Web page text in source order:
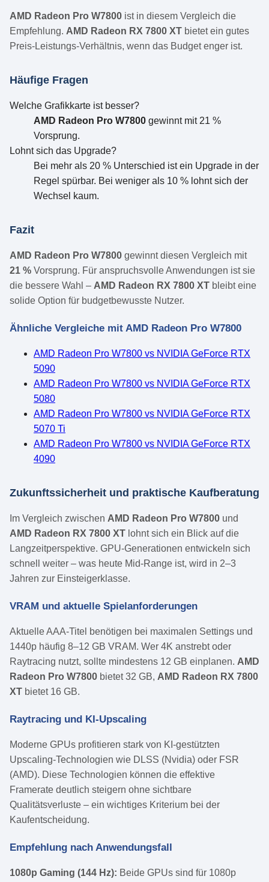
AMD Radeon Pro W7800 ist in diesem Vergleich die
Empfehlung. AMD Radeon RX 7800 XT bietet ein gutes
Preis-Leistungs-Verhältnis, wenn das Budget enger ist.
Häufige Fragen
Welche Grafikkarte ist besser?
AMD Radeon Pro W7800 gewinnt mit 21 %
Vorsprung.
Lohnt sich das Upgrade?
Bei mehr als 20 % Unterschied ist ein Upgrade in der
Regel spürbar. Bei weniger als 10 % lohnt sich der
Wechsel kaum.
Fazit
AMD Radeon Pro W7800 gewinnt diesen Vergleich mit
21 % Vorsprung. Für anspruchsvolle Anwendungen ist sie
die bessere Wahl – AMD Radeon RX 7800 XT bleibt eine
solide Option für budgetbewusste Nutzer.
Ähnliche Vergleiche mit AMD Radeon Pro W7800
AMD Radeon Pro W7800 vs NVIDIA GeForce RTX
5090
AMD Radeon Pro W7800 vs NVIDIA GeForce RTX
5080
AMD Radeon Pro W7800 vs NVIDIA GeForce RTX
5070 Ti
AMD Radeon Pro W7800 vs NVIDIA GeForce RTX
4090
Zukunftssicherheit und praktische Kaufberatung
Im Vergleich zwischen AMD Radeon Pro W7800 und
AMD Radeon RX 7800 XT lohnt sich ein Blick auf die
Langzeitperspektive. GPU-Generationen entwickeln sich
schnell weiter – was heute Mid-Range ist, wird in 2–3
Jahren zur Einsteigerklasse.
VRAM und aktuelle Spielanforderungen
Aktuelle AAA-Titel benötigen bei maximalen Settings und
1440p häufig 8–12 GB VRAM. Wer 4K anstrebt oder
Raytracing nutzt, sollte mindestens 12 GB einplanen. AMD
Radeon Pro W7800 bietet 32 GB, AMD Radeon RX 7800
XT bietet 16 GB.
Raytracing und KI-Upscaling
Moderne GPUs profitieren stark von KI-gestützten
Upscaling-Technologien wie DLSS (Nvidia) oder FSR
(AMD). Diese Technologien können die effektive
Framerate deutlich steigern ohne sichtbare
Qualitätsverluste – ein wichtiges Kriterium bei der
Kaufentscheidung.
Empfehlung nach Anwendungsfall
1080p Gaming (144 Hz): Beide GPUs sind für 1080p